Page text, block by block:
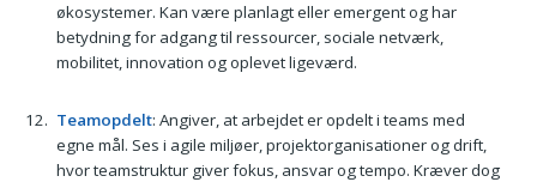
økosystemer. Kan være planlagt eller emergent og har
betydning for adgang til ressourcer, sociale netværk,
mobilitet, innovation og oplevet ligeværd.
Teamopdelt: Angiver, at arbejdet er opdelt i teams med
egne mål. Ses i agile miljøer, projektorganisationer og drift,
hvor teamstruktur giver fokus, ansvar og tempo. Kræver dog